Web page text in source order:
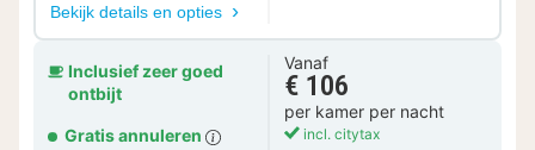
Bekijk details en opties
Inclusief zeer goed
ontbijt
Gratis annuleren
Vanaf
€ 106
per kamer per nacht
incl. citytax